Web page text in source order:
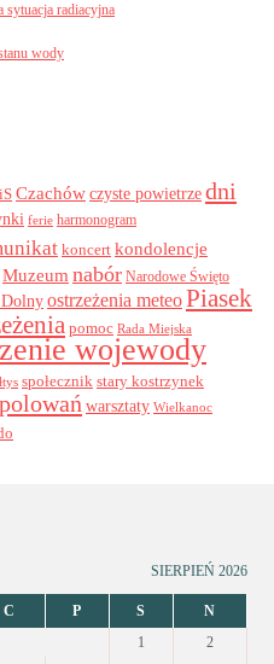
sytuacja radiacyjna
wody
Czachówczyste powietrzedni
ferie harmonogram
koncert kondolencje
Muzeumnabór Narodowe Święto
ostrzeżenia meteoPiasek
pomoc Rada Miejska
wojewody
społecznik stary kostrzynek
warsztaty Wielkanoc
SIERPIEŃ 2026
C P S
N
1
2